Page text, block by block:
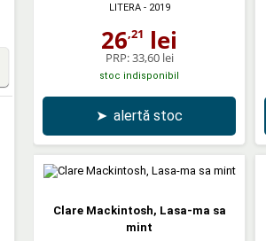
LITERA- 2019
26,21 lei
PRP:33,60 lei
stoc indisponibil
➤ alertă stoc
Clare Mackintosh, Lasa-ma sa
mint